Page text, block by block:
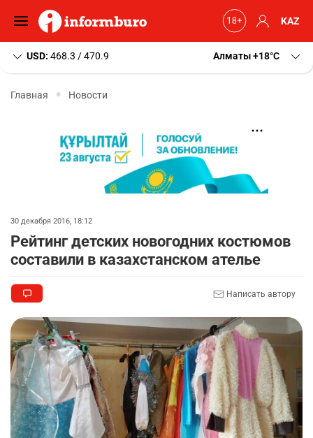
KAZ
USD: 468.3 / 470.9 Алматы+18 C
Главная Новости
30 декабря 2016, 18:12
Рейтинг детских новогодних костюмов
составили в казахстанском ателье
Написать автору